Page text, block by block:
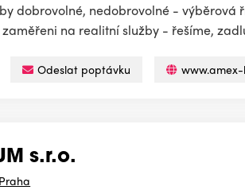
dobrovolné, nedobrovolné -
zaměřeni na realitní služby - řešíme,
Odeslat poptávku
s.r.o.